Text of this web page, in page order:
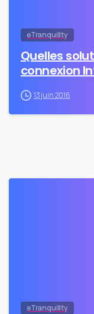
eTranquility
Quelles
connexion
13 juin 2016
eTranquility